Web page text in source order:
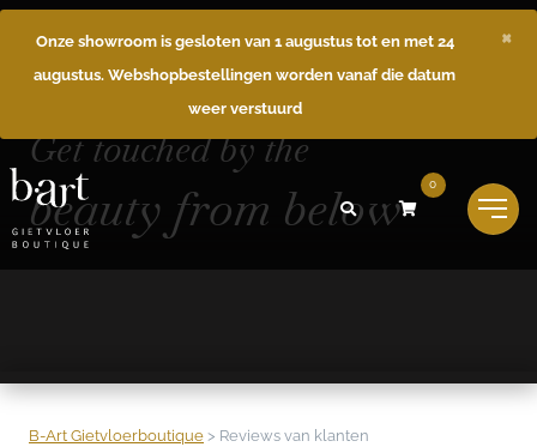
Onze showroom is gesloten van 1 augustus tot en met 24
augustus. Webshopbestellingen worden vanaf die datum
weer verstuurd
×
0
Get touched by the
beauty from below
B-Art Gietvloerboutique > Reviews van klanten